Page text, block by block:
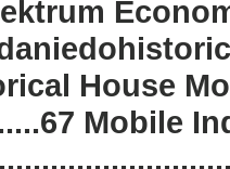
House
Mobile